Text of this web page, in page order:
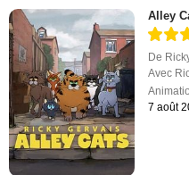
Alley
De
Avec
7 août